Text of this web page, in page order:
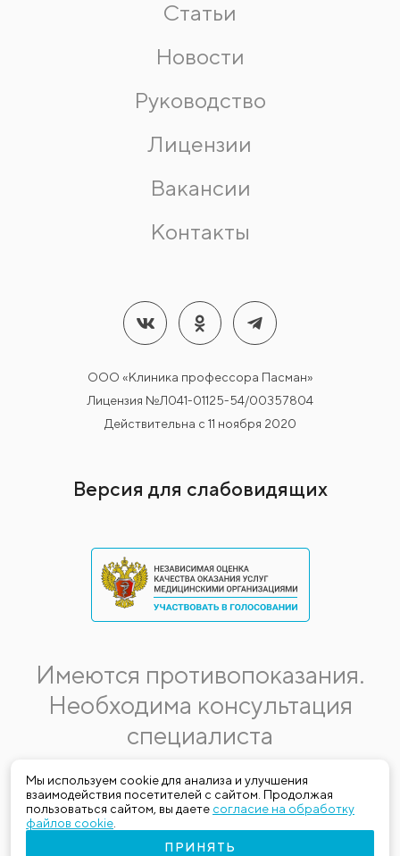
Мы используем cookie для анализа и улучшения
взаимодействия посетителей с сайтом. Продолжая
пользоваться сайтом, вы даете согласие на обработку
файлов cookie
ПРИНЯТЬ
Статьи
Новости
Руководство
Лицензии
Вакансии
Контакты
ООО «Клиника профессора Пасман»
Лицензия №Л041-01125-54/00357804
Действительна с 11 ноября 2020
Версия для слабовидящих
Имеются противопоказания.
Необходима консультация
специалиста
Данная информация не является публичной офертой.
Стоимость, название и спектр услуг могут меняться.
Получить актуальную на момент обращения за медицинской
услугой информацию можно по телефону (383) 303-03-03